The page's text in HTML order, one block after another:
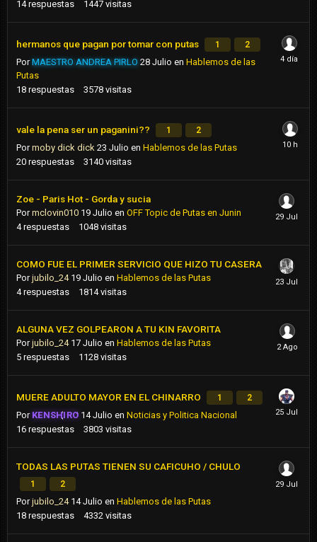
14 respuestas 1447 visitas
hermanos que pagan por tomar con putas 1 2
PorMAESTRO ANDREA PIRLO 28 Julio en Hablemos de las
Putas
18 respuestas 3578 visitas
vale la pena ser un paganini?? 1 2
Pormoby dick dick 23 Julio en Hablemos de las Putas
20 respuestas 3140 visitas
Zoe - Paris Hot - Gorda y sucia
Pormclovin010 19 Julio en OFF Topic de Putas en Junin
4 respuestas 1048 visitas
COMO FUE EL PRIMER SERVICIO QUE HIZO TU CASERA
Porjubilo_24 19 Julio en Hablemos de las Putas
4 respuestas 1814 visitas
ALGUNA VEZ GOLPEARON A TU KIN FAVORITA
Porjubilo_24 17 Julio en Hablemos de las Putas
5 respuestas 1128 visitas
MUERE ADULTO MAYOR EN EL CHINARRO 1 2
Por KENSHIRO 14 Julio enNoticias y Politica Nacional
16 respuestas 3803 visitas
TODAS LAS PUTAS TIENEN SU CAFICUHO / CHULO
1 2
Porjubilo_24 14 Julio en Hablemos de las Putas
18 respuestas 4332 visitas